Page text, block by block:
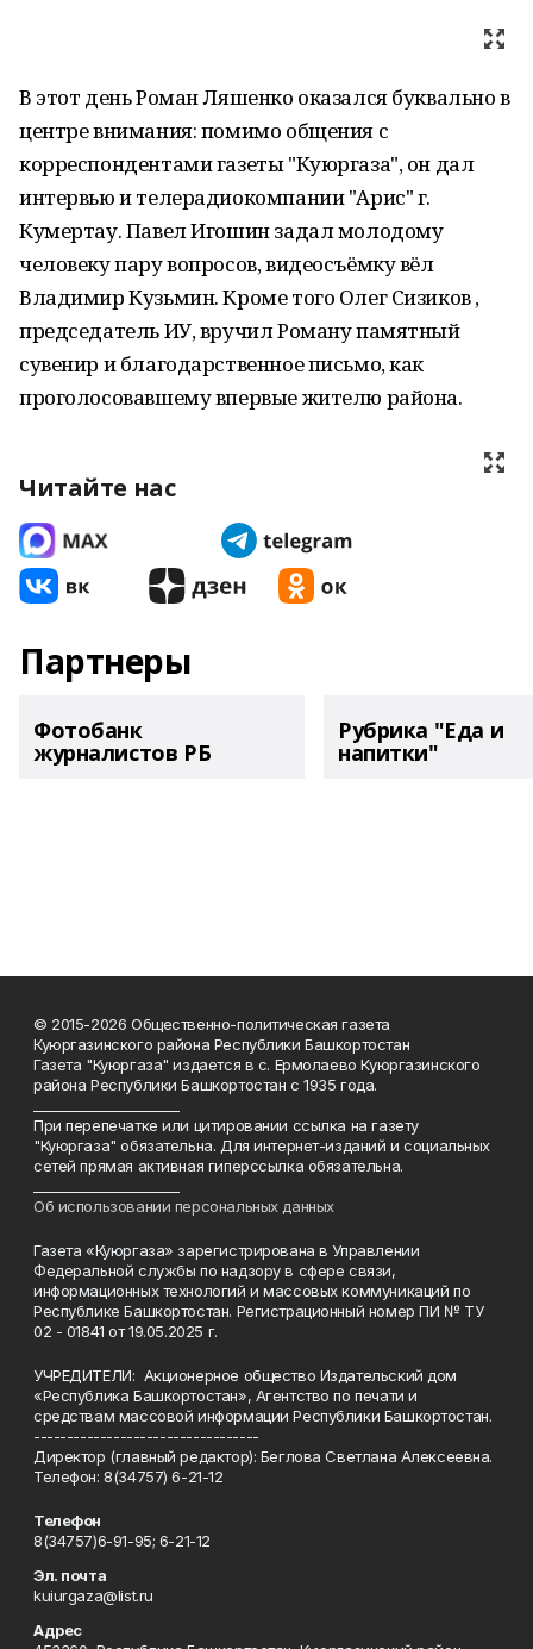
В этот день Роман Ляшенко оказался буквально в
центре внимания: помимо общения с
корреспондентами газеты "Куюргаза", он дал
интервью и телерадиокомпании "Арис" г.
Кумертау. Павел Игошин задал молодому
человеку пару вопросов, видеосъёмку вёл
Владимир Кузьмин. Кроме того Олег Сизиков ,
председатель ИУ, вручил Роману памятный
сувенир и благодарственное письмо, как
проголосовавшему впервые жителю района.
Читайте нас
Партнеры
Фотобанк
журналистов РБ
Рубрика "Еда и
напитки"
© 2015-2026 Общественно-политическая газета
Куюргазинского района Республики Башкортостан
Газета "Куюргаза" издается в с. Ермолаево Куюргазинского
района Республики Башкортостан с 1935 года.
При перепечатке или цитировании ссылка на газету
"Куюргаза" обязательна. Для интернет-изданий и социальных
сетей прямая активная гиперссылка обязательна.
Об использовании персональных данных
Газета «Куюргаза» зарегистрирована в Управлении
Федеральной службы по надзору в сфере связи,
информационных технологий и массовых коммуникаций по
Республике Башкортостан. Регистрационный номер ПИ № ТУ
02 - 01841 от 19.05.2025 г.
УЧРЕДИТЕЛИ: Акционерное общество Издательский дом
«Республика Башкортостан», Агентство по печати и
средствам массовой информации Республики Башкортостан.
----------------------------------
Директор (главный редактор): Беглова Светлана Алексеевна.
Телефон: 8(34757) 6-21-12
Телефон
8(34757)6-91-95; 6-21-12
Эл. почта
kuiurgaza@list.ru
Адрес